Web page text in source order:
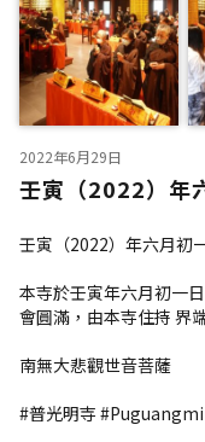
2022年6月29日
壬寅（2022）年
壬寅（2022）年六月初
本寺於壬寅年六月初一
會圓滿，由本寺住持 界
南無大悲觀世音菩薩
#普光明寺